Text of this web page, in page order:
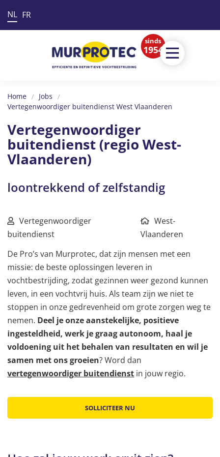
NL FR
sinds
1954
Home
Jobs
Vertegenwoordiger buitendienst West Vlaanderen
Vertegenwoordiger
buitendienst (regio West-
Vlaanderen)
loontrekkend of zelfstandig
Vertegenwoordiger
buitendienst
West-
Vlaanderen
De Pro’s van Murprotec, dat zijn mensen met een
missie: de beste oplossingen leveren in
vochtbestrijding, zodat gezinnen weer gezond kunnen
leven, in een vochtvrij huis. Als team zijn we niet te
stoppen in onze gedrevenheid om grote zorgen weg te
nemen. Deel je onze aanstekelijke, positieve
ingesteldheid, werk je graag autonoom, haal je
voldoening uit het behalen van resultaten en wil je
samen met ons groeien? Word dan
vertegenwoordiger buitendienst in jouw regio.
SOLLICITEER NU